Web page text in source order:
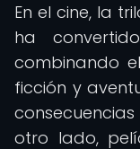
En el cine, la
ha
combinando
ficción y
otro lado,